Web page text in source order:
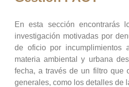
En esta sección encontrarás
investigación motivadas por
de oficio por incumplimientos
materia ambiental y urbana
fecha, a través de un filtro que
generales, como los detalles de